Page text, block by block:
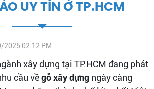
UY TÍN Ở TP.HCM
2025 02:12 PM
xây dựng tại TP.HCM đang phát
cầu vềgỗ xây dựng ngày càng